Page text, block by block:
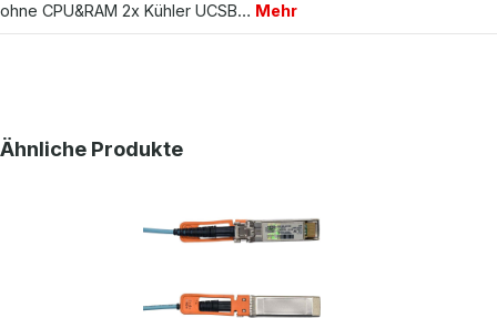
ohne CPU&RAM 2x Kühler UCSB… Mehr
Produktgalerie überspringen
Ähnliche Produkte